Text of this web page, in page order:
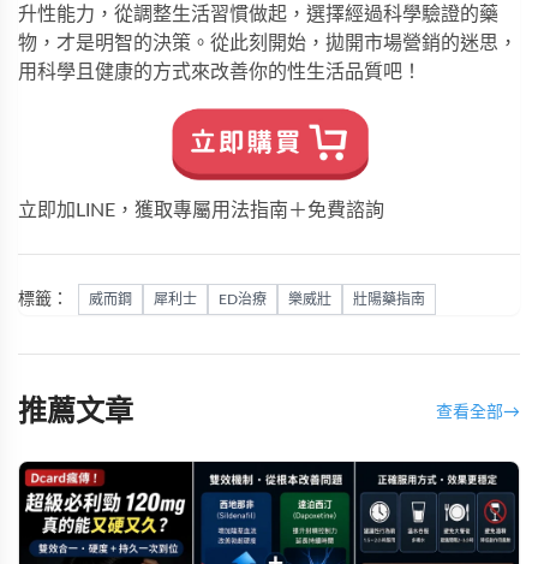
升性能力，從調整生活習慣做起，選擇經過科學驗證的藥
物，才是明智的決策。從此刻開始，拋開市場營銷的迷思，
用科學且健康的方式來改善你的性生活品質吧！
立即加LINE，獲取專屬用法指南＋免費諮詢
標籤： 威而鋼 犀利士 ED治療 樂威壯 壯陽藥指南
推薦文章 查看全部→